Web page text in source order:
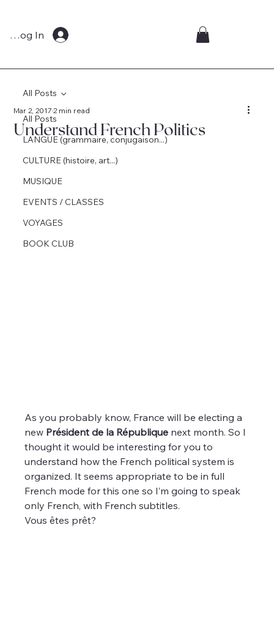
Log In
All Posts
LANGUE (grammaire, conjugaison...)
CULTURE (histoire, art...)
MUSIQUE
EVENTS / CLASSES
VOYAGES
BOOK CLUB
All Posts
Understand French Politics
Mar 2, 20172 min read
As you probably know, France will be electing a
new Président de la République next month. So I
thought it would be interesting for you to
understand how the French political system is
organized. It seems appropriate to be in full
French mode for this one so I’m going to speak
only French, with French subtitles.
Vous êtes prêt?